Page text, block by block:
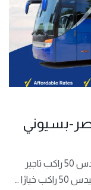
بسيوني
تاجير اتوبيسات سياحية ايجار اتوبيسات مرسيدس 50 راكب تاجير
…